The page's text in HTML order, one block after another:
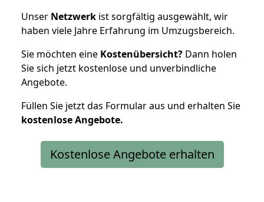
Unser Netzwerk ist sorgfältig ausgewählt, wir
haben viele Jahre Erfahrung im Umzugsbereich.
Sie möchten eine Kostenübersicht? Dann holen
Sie sich jetzt kostenlose und unverbindliche
Angebote.
Füllen Sie jetzt das Formular aus und erhalten Sie
kostenloseAngebote.
Kostenlose Angebote erhalten